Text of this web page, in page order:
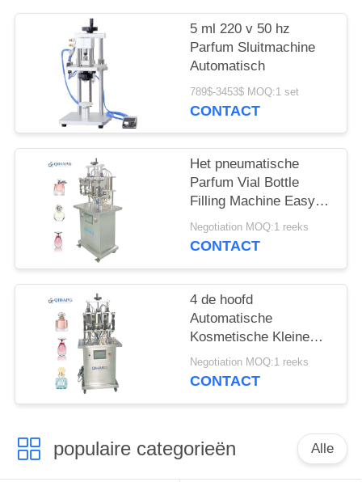
5 ml 220 v 50 hz
Parfum Sluitmachine
Automatisch
789$-3453$ MOQ:1 set
CONTACT
Het pneumatische
Parfum Vial Bottle
Filling Machine Easy
van Keulen om te
werken
Negotiation MOQ:1 reeks
CONTACT
4 de hoofd
Automatische
Kosmetische Kleine
Vloeibare Vuller van de
Etherische oliefles
Negotiation MOQ:1 reeks
CONTACT
populaire categorieën Alle